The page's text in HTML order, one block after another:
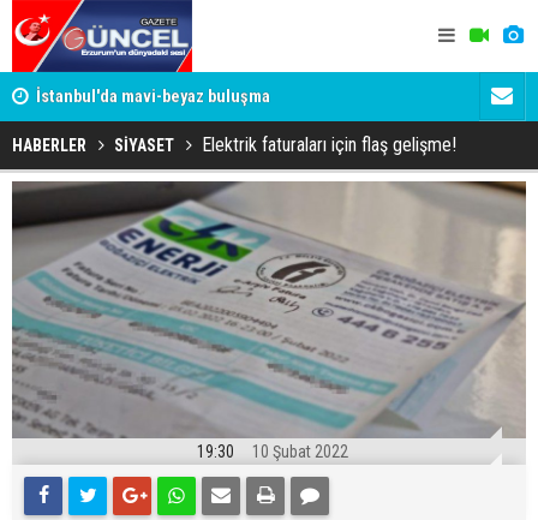
İstanbul'da mavi-beyaz buluşma
HABERLER SİYASET Elektrik faturaları için flaş gelişme!
19:30 10 Şubat 2022